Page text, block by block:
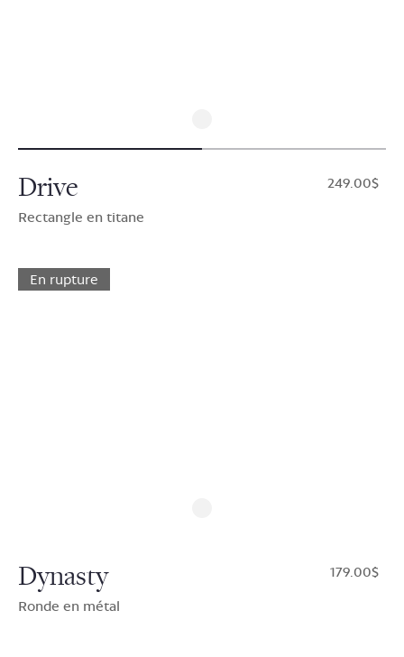
Drive
Rectangle en titane
$249.00
En rupture
Dynasty
Ronde en métal
$179.00